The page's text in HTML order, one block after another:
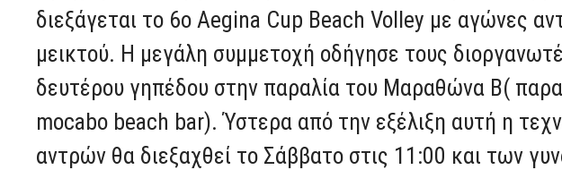
διεξάγεται το 6o Aegina Cup Beach Volley με αγώνες
μεικτού. Η μεγάλη συμμετοχή οδήγησε τους
δευτέρου γηπέδου στην παραλία του Μαραθώνα Β(
mocabo beach bar). Ύστερα από την εξέλιξη αυτή η
αντρών θα διεξαχθεί το Σάββατο στις 11:00 και των